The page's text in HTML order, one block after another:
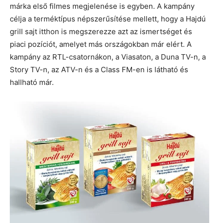
márka első filmes megjelenése is egyben. A kampány
célja a terméktípus népszerűsítése mellett, hogy a Hajdú
grill sajt itthon is megszerezze azt az ismertséget és
piaci pozíciót, amelyet más országokban már elért. A
kampány az RTL-csatornákon, a Viasaton, a Duna TV-n, a
Story TV-n, az ATV-n és a Class FM-en is látható és
hallható már.